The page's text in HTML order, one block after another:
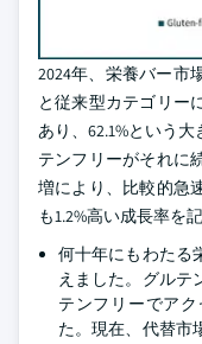
2024年、栄養バー市
と従来型カテゴリー
あり、62.1%という
テンフリーがそれに
増により、比較的急
も1.2%高い成長率を
何十年にもわたる
えました。グルテ
テンフリーでア
た。現在、代替市